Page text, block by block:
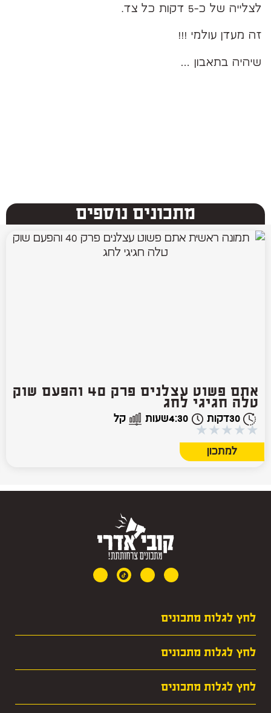
לצלייה של כ-5 דקות כל צד.
זה מעדן עולמי !!!
שיהיה בתאבון …
מתכונים נוספים
אתם פשוט עצלנים פרק 40 והפעם שוק
טלה חגיגי לחג
30דקות 4:30שעות קל
★
★
★
★
★
למתכון
לחץ לגלות מתכונים
· קציצות
· שאר העדות
לחץ לגלות מתכונים
לחץ לגלות מתכונים